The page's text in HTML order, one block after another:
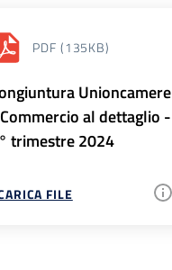
PDF (135KB)
Unioncamere
al dettaglio -
trimestre 2024
FILE